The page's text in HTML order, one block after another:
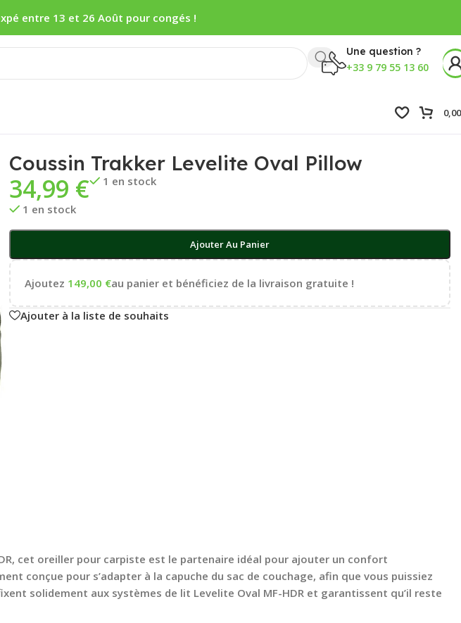
entre 13 et 26 Août pour congés !
Une question ?
+33 9 79 55 13 60
Coussin Trakker Levelite Oval Pillow
34,99 €
1 en stock
1 en stock
Ajouter Au Panier
Ajoutez 149,00 €au panier et bénéficiez de la livraison gratuite !
Ajouter à la liste de souhaits
cet oreiller pour carpiste est le partenaire idéal pour ajouter un confort
conçue pour s’adapter à la capuche du sac de couchage, afin que vous puissiez
solidement aux systèmes de lit Levelite Oval MF-HDR et garantissent qu’il reste